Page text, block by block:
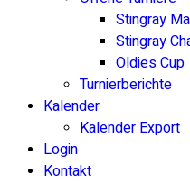
Stingray
Stingray
Oldies Cup
Turnierberichte
Kalender
Kalender Export
Login
Kontakt